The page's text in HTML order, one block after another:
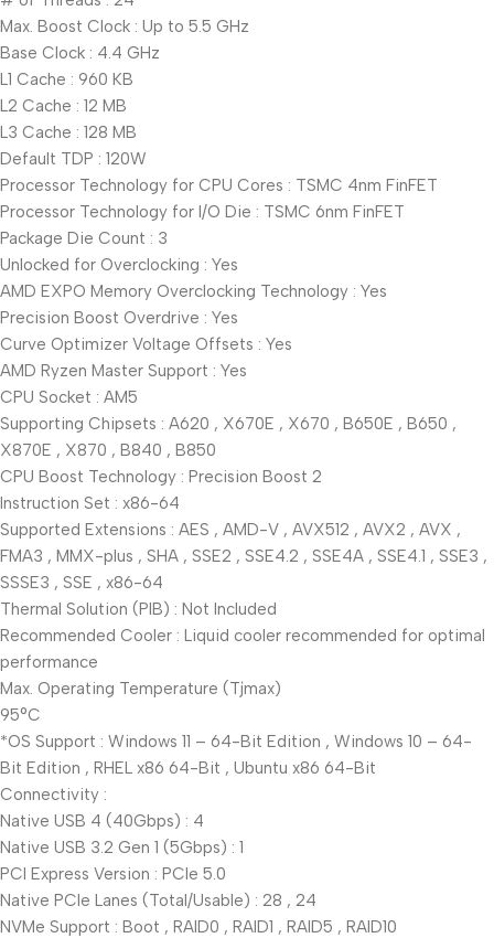
Max. Boost Clock : Up to 5.5 GHz
Base Clock : 4.4 GHz
L1 Cache : 960 KB
L2 Cache : 12 MB
L3 Cache : 128 MB
Default TDP : 120W
Processor Technology for CPU Cores : TSMC 4nm FinFET
Processor Technology for I/O Die : TSMC 6nm FinFET
Package Die Count : 3
Unlocked for Overclocking : Yes
AMD EXPO Memory Overclocking Technology : Yes
Precision Boost Overdrive : Yes
Curve Optimizer Voltage Offsets : Yes
AMD Ryzen Master Support : Yes
CPU Socket : AM5
Supporting Chipsets : A620 , X670E , X670 , B650E , B650 ,
X870E , X870 , B840 , B850
CPU Boost Technology : Precision Boost 2
Instruction Set : x86-64
Supported Extensions : AES , AMD-V , AVX512 , AVX2 , AVX ,
FMA3 , MMX-plus , SHA , SSE2 , SSE4.2 , SSE4A , SSE4.1 , SSE3 ,
SSSE3 , SSE , x86-64
Thermal Solution (PIB) : Not Included
Recommended Cooler : Liquid cooler recommended for optimal
performance
Max. Operating Temperature (Tjmax)
95°C
*OS Support : Windows 11 – 64-Bit Edition , Windows 10 – 64-
Bit Edition , RHEL x86 64-Bit , Ubuntu x86 64-Bit
Connectivity :
Native USB 4 (40Gbps) : 4
Native USB 3.2 Gen 1 (5Gbps) : 1
PCI Express Version : PCIe 5.0
Native PCIe Lanes (Total/Usable) : 28 , 24
NVMe Support : Boot , RAID0 , RAID1 , RAID5 , RAID10